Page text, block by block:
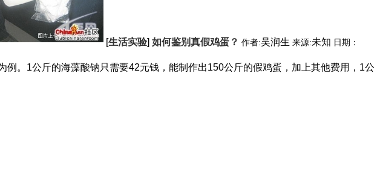
[生活实验] 如何鉴别真假鸡蛋？ 作者:吴润生 来源:未知 日期：
。1公斤的海藻酸钠只需要42元钱，能制作出150公斤的假鸡蛋，加上其他费用，1公